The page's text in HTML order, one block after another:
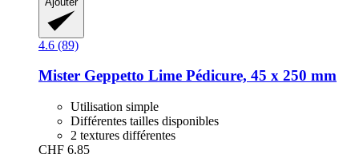
4.6 (89)
Mister Geppetto Lime Pédicure, 45 x 250 mm
Utilisation simple
Différentes tailles disponibles
2 textures différentes
CHF 6.85